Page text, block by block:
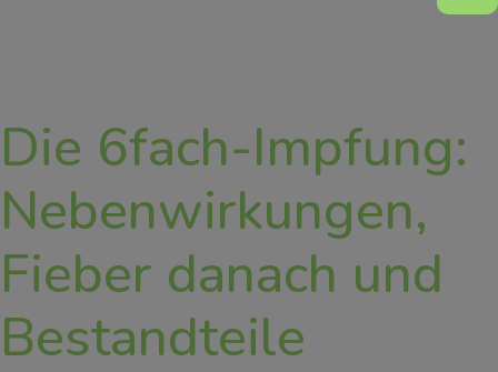
Die 6fach-Impfung:
Nebenwirkungen,
Fieber danach und
Bestandteile